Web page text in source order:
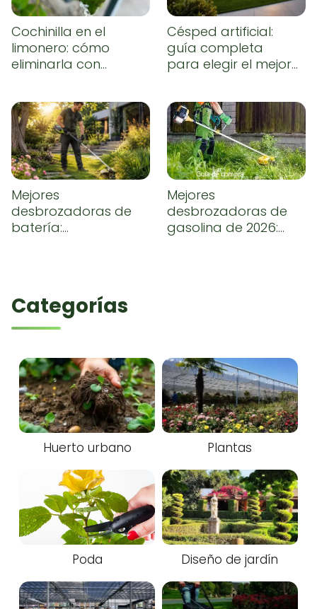
Cochinilla en el
limonero: cómo
eliminarla con
Césped artificial:
guía completa
para elegir el mejor,
conseguir un
resultado natural
Mejores
desbrozadoras de
batería:
Mejores
desbrozadoras de
gasolina de 2026:
Categorías
Huerto urbano Plantas
Poda Diseño de jardín